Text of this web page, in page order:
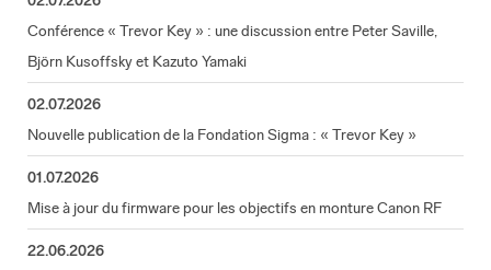
Conférence « Trevor Key » : une discussion entre Peter Saville,
Björn Kusoffsky et Kazuto Yamaki
02.07.2026
Nouvelle publication de la Fondation Sigma : « Trevor Key »
01.07.2026
Mise à jour du firmware pour les objectifs en monture Canon RF
22.06.2026